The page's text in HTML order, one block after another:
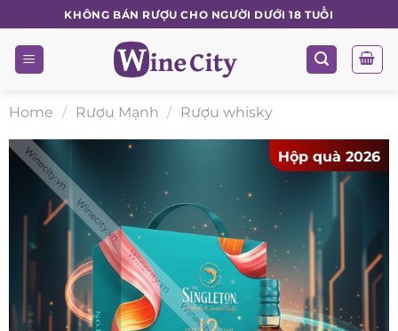
to
content
KHÔNG BÁN RƯỢU CHO NGƯỜI DƯỚI 18 TUỔI
Home / Rượu Mạnh / Rượu whisky
Hộp quà 2026